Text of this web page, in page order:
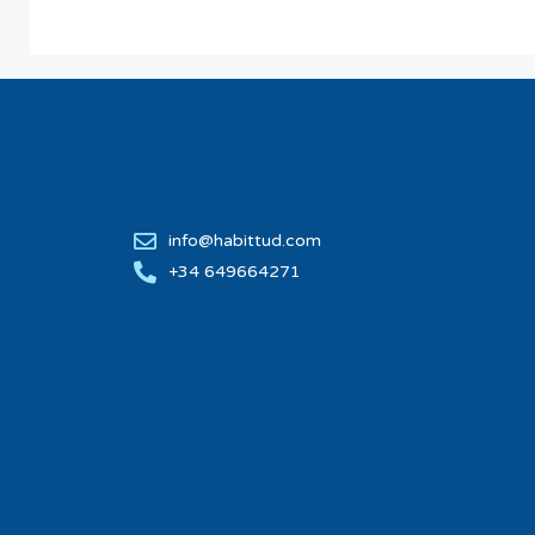
info@habittud.com
+34 649664271